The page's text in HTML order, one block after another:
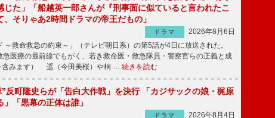
じた」「船越英一郎さんが『刑事面に似ていると言われたこ
、そりゃあ2時間ドラマの帝王だもの」
ドラマ
2026年8月6日
救命救急の約束～」（テレビ朝日系）の第5話が4日に放送された。
医療の最前線でもがく、若き救命医・救急隊員・警察官らの正義と成
含みます） 遥（今田美桜）や桐 … 続きを読む
反町隆史らが「告白大作戦」を決行 「カジサックの娘・梶原
「黒幕の正体は誰」
ドラマ 2026年8月4日